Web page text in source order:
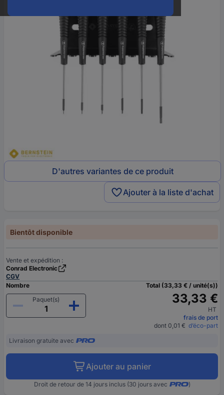
D'autres variantes de ce produit
Ajouter à la liste d'achat
Bientôt disponible
Vente et expédition :
Conrad Electronic
CGV
Nombre
Paquet(s)
Total (33,33 € / unité(s))
33,33 €
HT
frais de port
dont 0,01 € d’éco-part
Livraison gratuite avec
Ajouter au panier
Droit de retour de 14 jours inclus (30 jours avec )